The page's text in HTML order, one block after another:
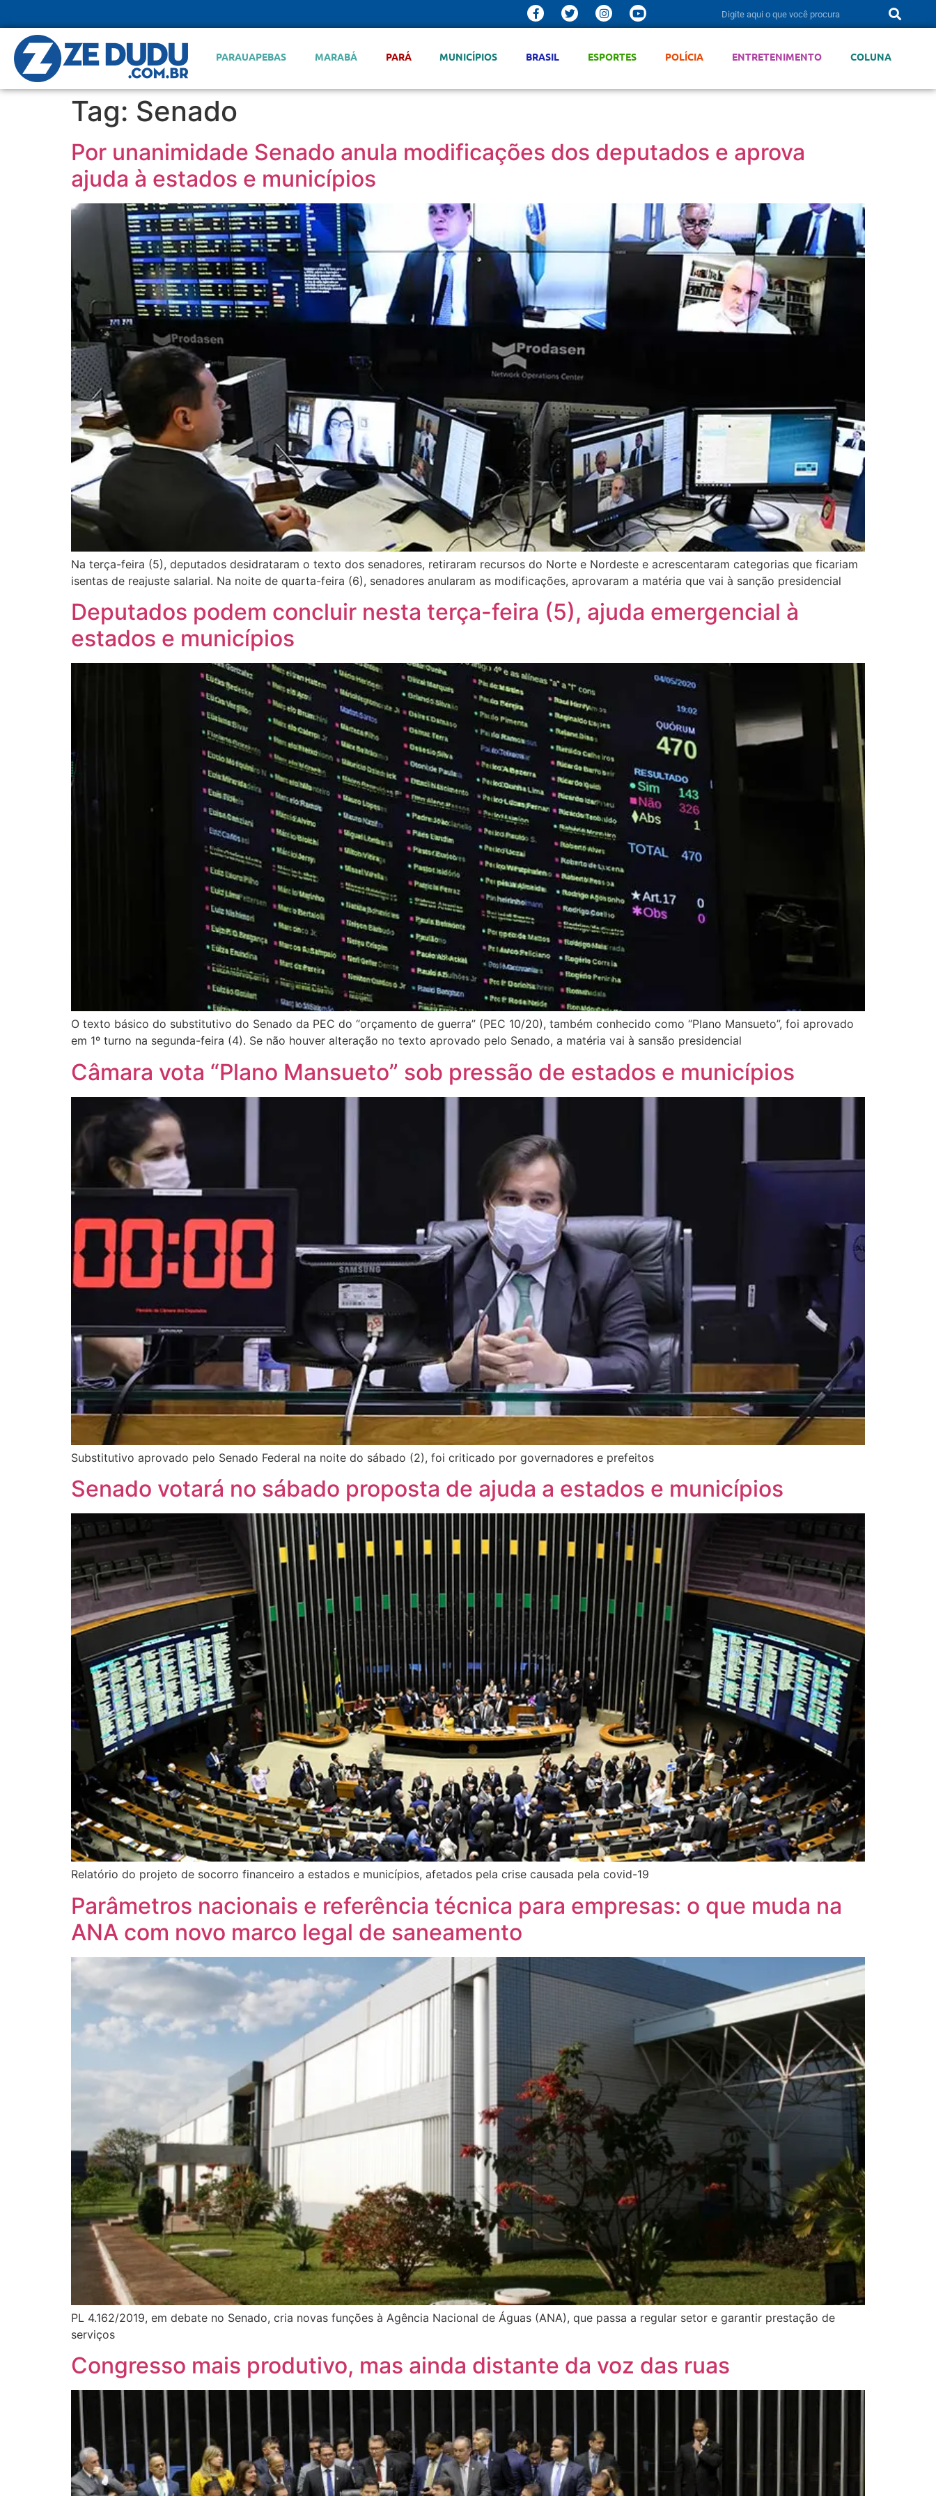
PARAUAPEBAS MARABÁ PARÁ MUNICÍPIOS BRASIL ESPORTES POLÍCIA ENTRETENIMENTO COLUNA
Tag: Senado
Por unanimidade Senado anula modificações dos deputados e aprova
ajuda à estados e municípios
Na terça-feira (5), deputados desidrataram o texto dos senadores, retiraram recursos do Norte e Nordeste e acrescentaram categorias que ficariam
isentas de reajuste salarial. Na noite de quarta-feira (6), senadores anularam as modificações, aprovaram a matéria que vai à sanção presidencial
Deputados podem concluir nesta terça-feira (5), ajuda emergencial à
estados e municípios
O texto básico do substitutivo do Senado da PEC do “orçamento de guerra” (PEC 10/20), também conhecido como “Plano Mansueto”, foi aprovado
em 1º turno na segunda-feira (4). Se não houver alteração no texto aprovado pelo Senado, a matéria vai à sansão presidencial
Câmara vota “Plano Mansueto” sob pressão de estados e municípios
Substitutivo aprovado pelo Senado Federal na noite do sábado (2), foi criticado por governadores e prefeitos
Senado votará no sábado proposta de ajuda a estados e municípios
Relatório do projeto de socorro financeiro a estados e municípios, afetados pela crise causada pela covid-19
Parâmetros nacionais e referência técnica para empresas: o que muda na
ANA com novo marco legal de saneamento
PL 4.162/2019, em debate no Senado, cria novas funções à Agência Nacional de Águas (ANA), que passa a regular setor e garantir prestação de
serviços
Congresso mais produtivo, mas ainda distante da voz das ruas